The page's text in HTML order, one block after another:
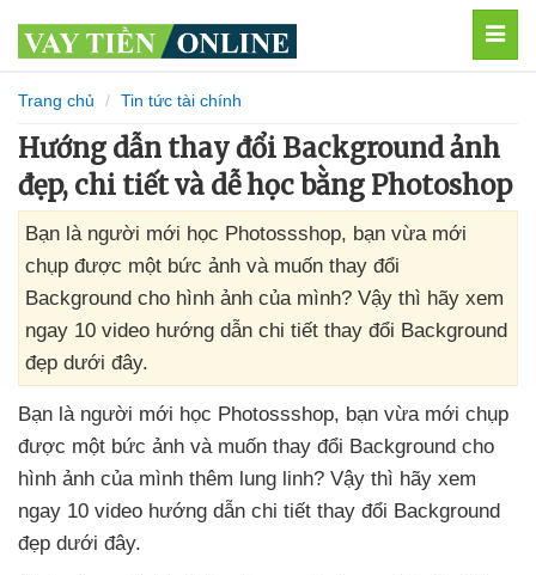
Trang chủ Tin tức tài chính
Hướng dẫn thay đổi Background ảnh
đẹp, chi tiết và dễ học bằng Photoshop
Bạn là người mới học Photossshop, bạn vừa mới
chụp được một bức ảnh và muốn thay đổi
Background cho hình ảnh của mình? Vậy thì hãy xem
ngay 10 video hướng dẫn chi tiết thay đổi Background
đẹp dưới đây.
Bạn là người mới học Photossshop, bạn vừa mới chụp
được một bức ảnh và muốn thay đổi Background cho
hình ảnh của mình thêm lung linh? Vậy thì hãy xem
ngay 10 video hướng dẫn chi tiết thay đổi Background
đẹp dưới đây.